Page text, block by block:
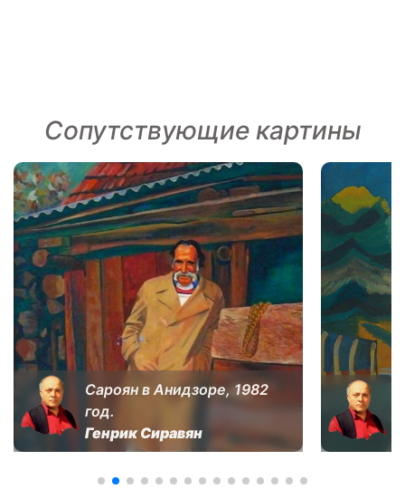
Сопутствующие картины
Сароян в Анидзоре, 1982
год.
Генрик Сиравян